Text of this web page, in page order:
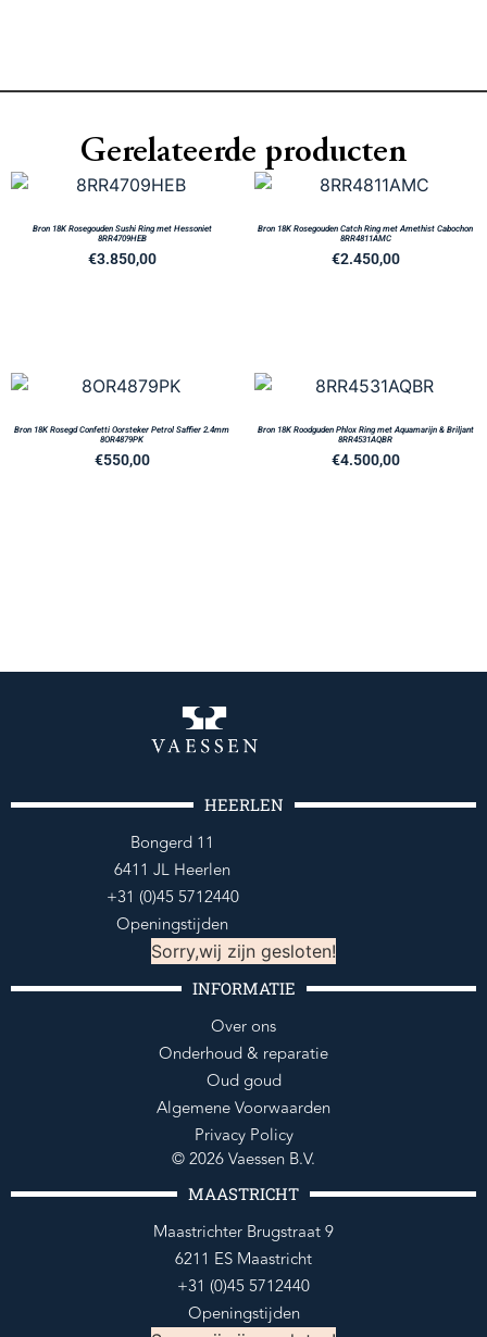
Gerelateerde producten
Bron 18K Rosegouden Sushi Ring met Hessoniet
8RR4709HEB
€3.850,00
Bron 18K Rosegouden Catch Ring met Amethist Cabochon
8RR4811AMC
€2.450,00
Bron 18K Rosegd Confetti Oorsteker Petrol Saffier 2.4mm
8OR4879PK
€550,00
Bron 18K Roodguden Phlox Ring met Aquamarijn & Briljant
8RR4531AQBR
€4.500,00
HEERLEN
Bongerd 11
6411 JL Heerlen
+31 (0)45 5712440
Openingstijden
Sorry,wij zijn gesloten!
INFORMATIE
Over ons
Onderhoud & reparatie
Oud goud
Algemene Voorwaarden
Privacy Policy
© 2026 Vaessen B.V.
MAASTRICHT
Maastrichter Brugstraat 9
6211 ES Maastricht
+31 (0)45 5712440
Openingstijden